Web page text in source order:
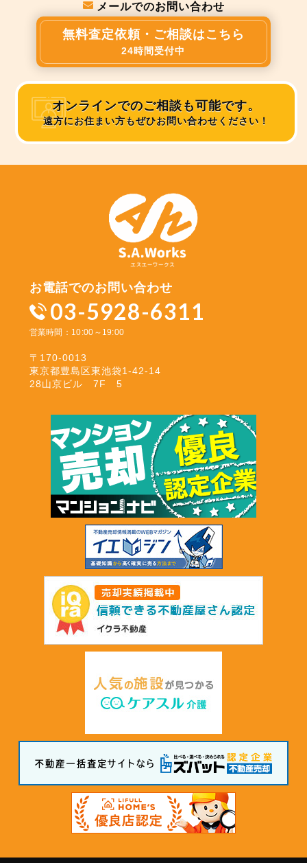
メールでのお問い合わせ
無料査定依頼・ご相談はこちら
24時間受付中
オンラインでのご相談も可能です。
遠方にお住まい方もぜひお問い合わせください！
お電話でのお問い合わせ
03-5928-6311
営業時間：10:00～19:00
〒170-0013
東京都豊島区東池袋1-42-14
28山京ビル 7F 5